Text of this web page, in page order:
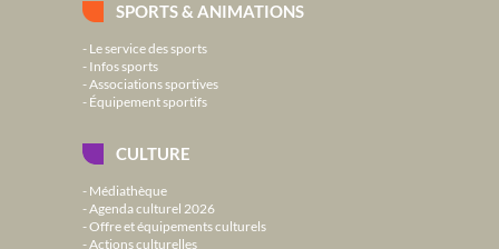
SPORTS & ANIMATIONS
Le service des sports
Infos sports
Associations sportives
Équipement sportifs
CULTURE
Médiathèque
Agenda culturel 2026
Offre et équipements culturels
Actions culturelles